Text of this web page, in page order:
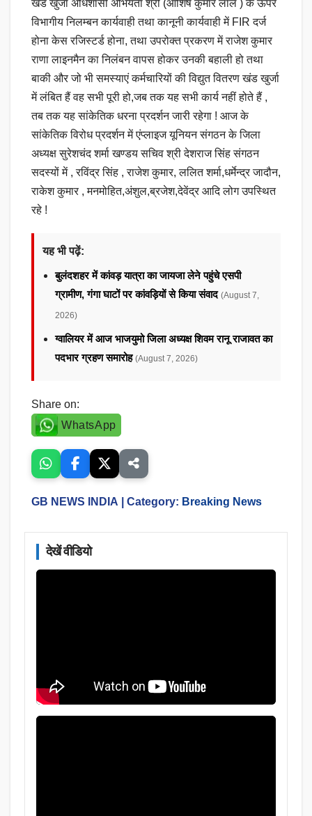
खंड खुर्जा अधिशासी अभियंता श्री (आशिष कुमार लाल ) के ऊपर
विभागीय निलम्बन कार्यवाही तथा कानूनी कार्यवाही में FIR दर्ज
होना केस रजिस्टर्ड होना, तथा उपरोक्त प्रकरण में राजेश कुमार
राणा लाइनमैन का निलंबन वापस होकर उनकी बहाली हो तथा
बाकी और जो भी समस्याएं कर्मचारियों की विद्युत वितरण खंड खुर्जा
में लंबित हैं वह सभी पूरी हो,जब तक यह सभी कार्य नहीं होते हैं ,
तब तक यह सांकेतिक धरना प्रदर्शन जारी रहेगा ! आज के
सांकेतिक विरोध प्रदर्शन में एंप्लाइज यूनियन संगठन के जिला
अध्यक्ष सुरेशचंद शर्मा खण्डय सचिव श्री देशराज सिंह संगठन
सदस्यों में , रविंद्र सिंह , राजेश कुमार, ललित शर्मा,धर्मेन्द्र जादौन,
राकेश कुमार , मनमोहित,अंशुल,ब्रजेश,देवेंद्र आदि लोग उपस्थित
रहे !
यह भी पढ़ें:
बुलंदशहर में कांवड़ यात्रा का जायजा लेने पहुंचे एसपी
ग्रामीण, गंगा घाटों पर कांवड़ियों से किया संवाद (August 7,
2026)
ग्वालियर में आज भाजयुमो जिला अध्यक्ष शिवम रानू राजावत का
पदभार ग्रहण समारोह (August 7, 2026)
Share on:
WhatsApp
GB NEWS INDIA | Category: Breaking News
देखें वीडियो